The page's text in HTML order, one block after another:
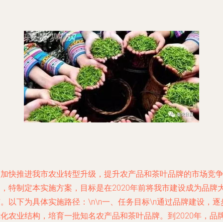
快推进我市农业转型升级，提升农产品和茶叶品牌的市场竞争
特制定本实施方案，目标是在2020年前将我市建设成为品牌
以下为具体实施路径：\n\n一、任务目标\n通过品牌建设，逐
农业结构，培育一批知名农产品和茶叶品牌。到2020年，品